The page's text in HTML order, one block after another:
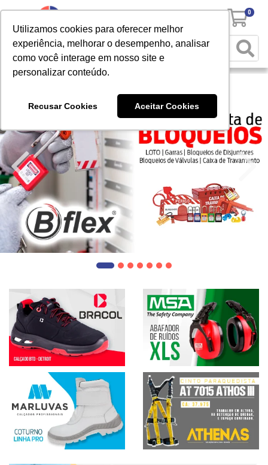
Utilizamos cookies para oferecer melhor
experiência, melhorar o desempenho, analisar
como você interage em nosso site e
personalizar conteúdo.
Recusar Cookies Aceitar Cookies
0